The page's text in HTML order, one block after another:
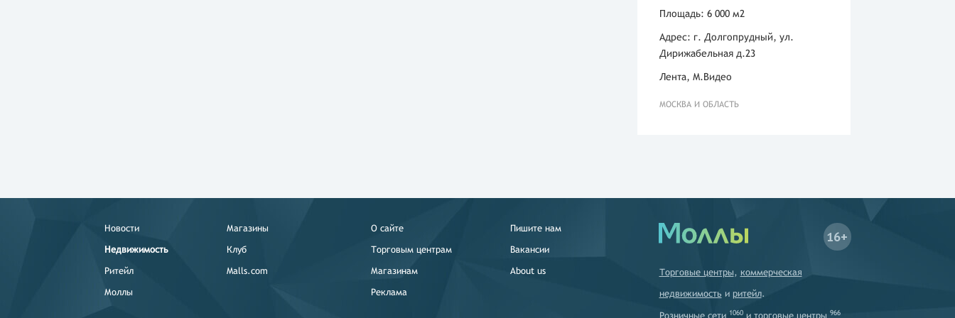
Площадь: 6 000 м2
Адрес: г. Долгопрудный, ул.
Дирижабельная д.23
Лента, М.Видео
МОСКВА И ОБЛАСТЬ
Новости
Недвижимость
Ритейл
Моллы
Магазины
Клуб
Malls.com
О сайте
Торговым центрам
Магазинам
Реклама
Пишите нам
Вакансии
About us
16+
Торговые центры, коммерческая
недвижимость и ритейл.
1060 966